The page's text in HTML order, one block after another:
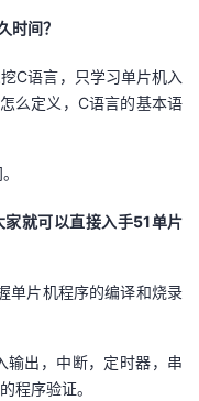
时间？
C语言，只学习单片机入
么定义，C语言的基本语
就可以直接入手51单片
单片机程序的编译和烧录
输出，中断，定时器，串
程序验证。